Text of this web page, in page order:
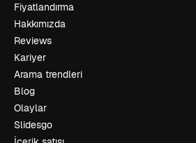
Fiyatlandırma
Hakkımızda
Reviews
Kariyer
Arama trendleri
Blog
Olaylar
Slidesgo